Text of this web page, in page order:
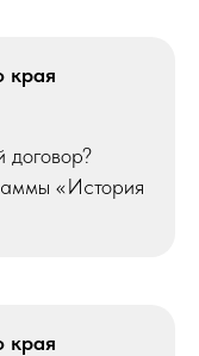
края
договор?
«История
края